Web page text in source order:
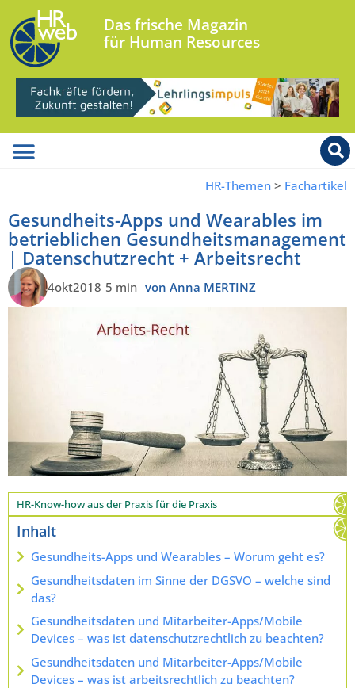
Das frische Magazin
für Human Resources
HR-Themen > Fachartikel
Gesundheits-Apps und Wearables im
betrieblichen Gesundheitsmanagement
| Datenschutzrecht + Arbeitsrecht
4okt2018 5 min von Anna MERTINZ
HR-Know-how aus der Praxis für die Praxis
Inhalt
Gesundheits-Apps und Wearables – Worum geht es?
Gesundheitsdaten im Sinne der DGSVO – welche sind
das?
Gesundheitsdaten und Mitarbeiter-Apps/Mobile
Devices – was ist datenschutzrechtlich zu beachten?
Gesundheitsdaten und Mitarbeiter-Apps/Mobile
Devices – was ist arbeitsrechtlich zu beachten?